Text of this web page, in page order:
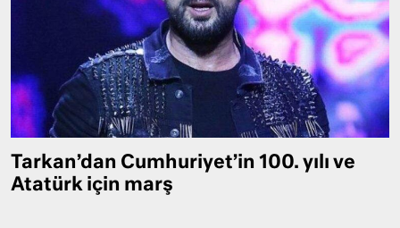
Tarkan’dan Cumhuriyet’in 100. yılı ve
Atatürk için marş